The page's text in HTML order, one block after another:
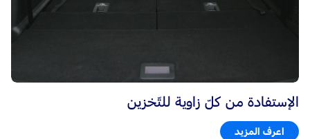
الإستفادة من كلّ زاوية للتّخزين
اعرف المزيد